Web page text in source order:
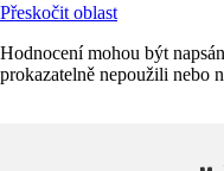
Přeskočit oblast
Hodnocení mohou být
prokazatelně nepoužili nebo